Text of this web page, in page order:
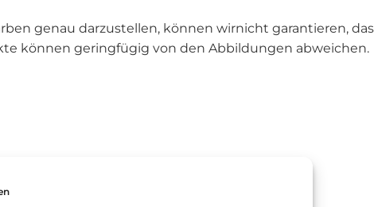
genau darzustellen, können wirnicht garantieren,
können geringfügig von den Abbildungen abweichen.